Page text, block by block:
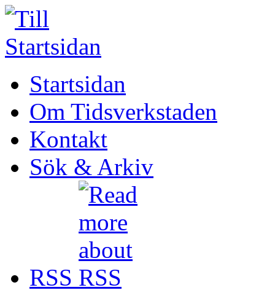
Startsidan
Om Tidsverkstaden
Kontakt
Sök & Arkiv
RSS